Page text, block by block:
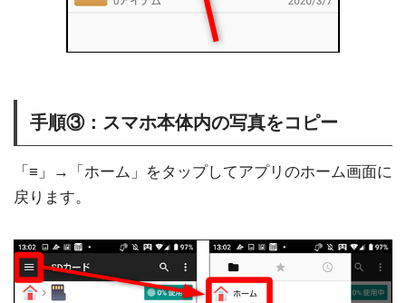
手順③：スマホ本体内の写真をコピー
「≡」→「ホーム」をタップしてアプリのホーム画面に
戻ります。